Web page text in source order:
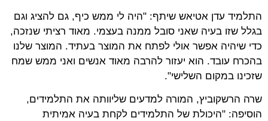
התלמיד עדן אטיאש שיתף: "היה לי ממש כיף, גם להציג וגם
בגלל שזו בעיה שאני סובל ממנה בעצמי. מאוד רציתי שנזכה,
כדי שיהיה אפשר אולי לפתח את המוצר בעתיד. המוצר שלנו
בהכרח עובד. הוא יעזור להרבה מאוד אנשים ואני ממש שמח
שזכינו במקום השלישי".
שרה הרשקוביץ, המורה למדעים שליוותה את התלמידים,
הוסיפה: "היכולת של התלמידים לקחת בעיה אמיתית